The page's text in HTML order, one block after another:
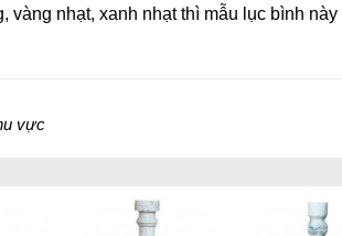
nhạt, xanh nhạt thì mẫu lục bình này
vực